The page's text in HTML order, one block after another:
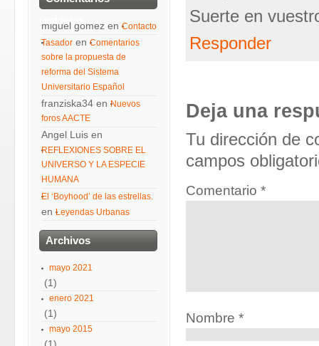
Suerte en
Responder
Deja una
Tu dirección de
campos
Comentario *
Nombre *
recientes
miguel gomez en Contacto
Tasador en Comentarios
sobre la propuesta de
reforma del Sistema
Universitario Español
franziska34 en Nuevos
foros AACTE
Angel Luis en
REFLEXIONES SOBRE EL
UNIVERSO Y LA ESPECIE
HUMANA
El ‘Boyhood’ de las estrellas.
en Leyendas Urbanas
Archivos
mayo 2021
(1)
enero 2021
(1)
mayo 2015